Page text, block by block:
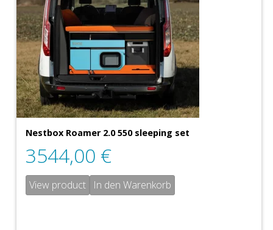
Nestbox Roamer 2.0 550 sleeping set
3544,00 €
View product In den Warenkorb